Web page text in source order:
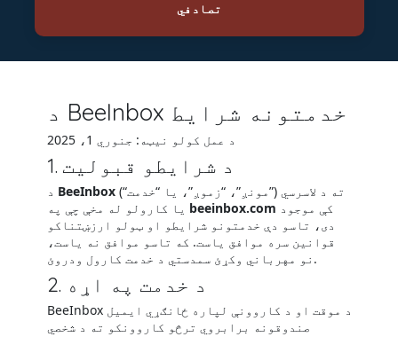
د BeeInbox خدمتونه شرایط
د عمل کولو نیټه: جنوري 1، 2025
1. د شرایطو قبولیت
BeeInbox(“مونږ”، “زموږ”، یا “خدمت”) ته د لاسرسي
beeinbox.com
دی، تاسو دې خدمتونو شرایطو او ټولو ارزښتناکو
قوانین سره موافق یاست. که تاسو موافق نه یاست،
نو مهرباني وکړئ سمدستي د خدمت کارول ودروئ.
2. د خدمت په اړه
BeeInbox د موقت او د کاروونې لپاره ځانګړي ایمیل
صندوقونه برابروي ترڅو کاروونکو ته د شخصي